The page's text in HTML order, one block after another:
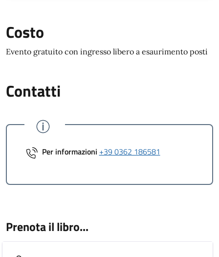
Costo
Evento gratuito con ingresso libero a esaurimento posti
Contatti
Per informazioni +39 0362 186581
Prenota il libro...